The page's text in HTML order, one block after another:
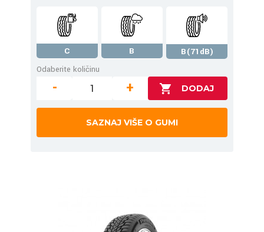
C B
B(71dB)
Odaberite količinu
- +
SAZNAJ VIŠE O GUMI